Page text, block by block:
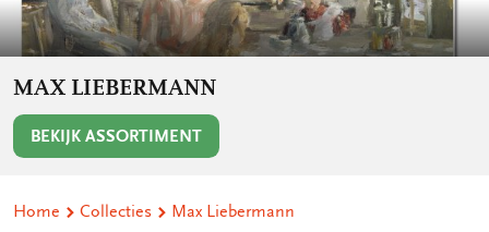
MAX LIEBERMANN
BEKIJK ASSORTIMENT
Home Collecties Max Liebermann